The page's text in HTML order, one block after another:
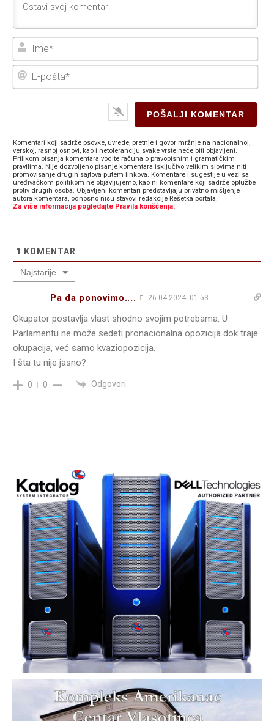
E-
Komentari koji sadrže psovke, uvrede, pretnje i govor mržnje na nacionalnoj,
verskoj, rasnoj osnovi, kao i netoleranciju svake vrste neće biti objavljeni.
Prilikom pisanja komentara vodite računa o pravopisnim i gramatičkim
pravilima. Nije dozvoljeno pisanje komentara isključivo velikim slovima niti
promovisanje drugih sajtova putem linkova. Komentare i sugestije u vezi sa
uređivačkom politikom ne objavljujemo, kao ni komentare koji sadrže optužbe
protiv drugih osoba. Objavljeni komentari predstavljaju privatno mišljenje
autora komentara, odnosno nisu stavovi redakcije Rešetka portala.
Za više informacija pogledajte Pravila korišćenja.
1 KOMENTAR
Najstarije
Pa da ponovimo.... 26.04.2024. 01:53
Okupator postavlja vlast shodno svojim potrebama. U
Parlamentu ne može sedeti pronacionalna opozicija dok traje
okupacija, već samo kvaziopozicija.
I šta tu nije jasno?
0 0 Odgovori